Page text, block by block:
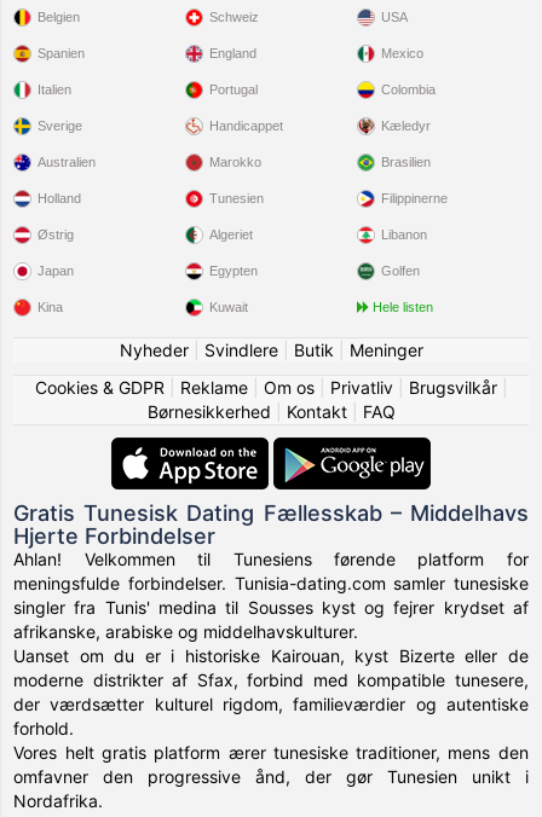
Belgien
Spanien
Italien
Sverige
Schweiz
England
Portugal
Handicappet
USA
Mexico
Colombia
Kæledyr
Australien
Holland
Østrig
Japan
Kina
Marokko
Tunesien
Algeriet
Egypten
Kuwait
Brasilien
Filippinerne
Libanon
Golfen
Hele listen
Nyheder| Svindlere| Butik
Meninger
Cookies & GDPR
Reklame| Om os| Privatliv| Brugsvilkår|
Børnesikkerhed
Kontakt| FAQ
Gratis Tunesisk Dating Fællesskab – Middelhavs
Hjerte Forbindelser
Ahlan! Velkommen til Tunesiens førende platform for
meningsfulde forbindelser. Tunisia-dating.com samler tunesiske
singler fra Tunis' medina til Sousses kyst og fejrer krydset af
afrikanske, arabiske og middelhavskulturer.
Uanset om du er i historiske Kairouan, kyst Bizerte eller de
moderne distrikter af Sfax, forbind med kompatible tunesere,
der værdsætter kulturel rigdom, familieværdier og autentiske
forhold.
Vores helt gratis platform ærer tunesiske traditioner, mens den
omfavner den progressive ånd, der gør Tunesien unikt i
Nordafrika.